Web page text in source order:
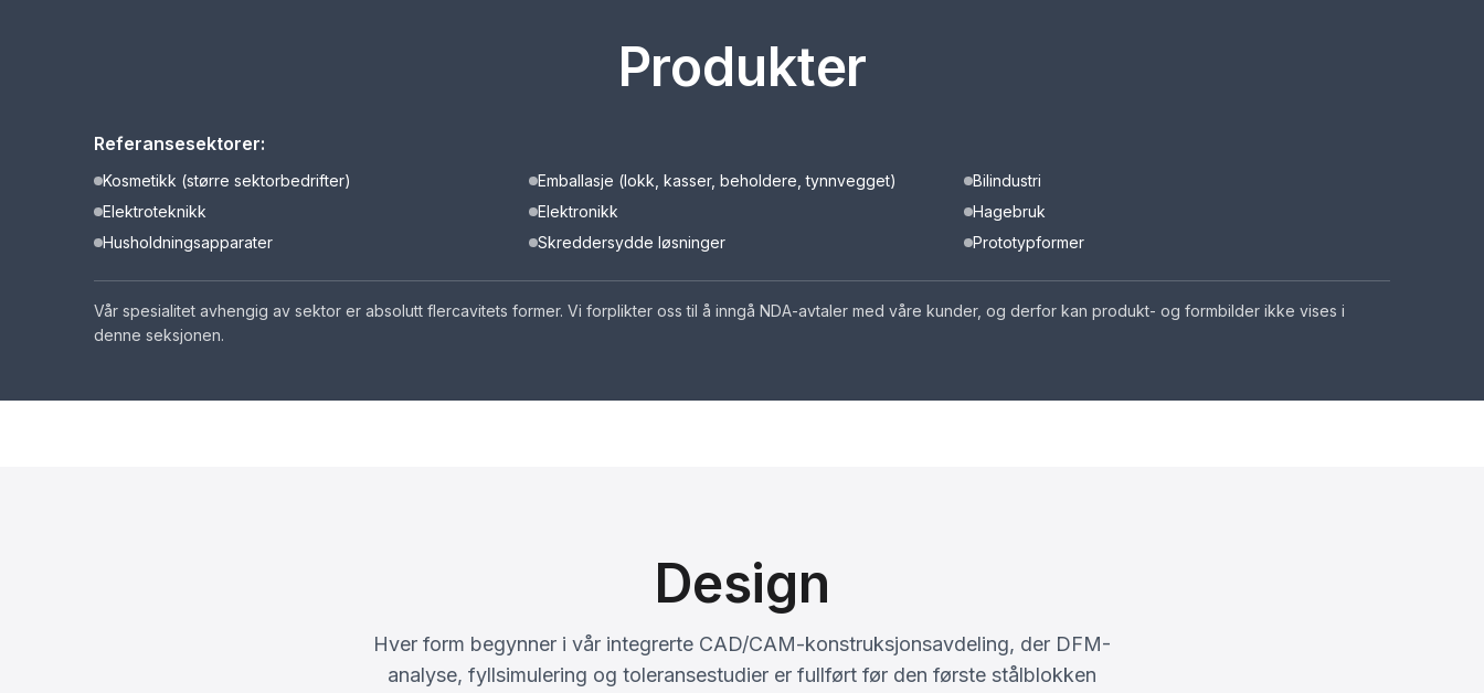
Produkter
Referansesektorer:
Kosmetikk (større sektorbedrifter) Emballasje (lokk, kasser, beholdere, tynnvegget)
Bilindustri
Elektroteknikk
Elektronikk
Hagebruk
Husholdningsapparater
Skreddersydde løsninger Prototypformer
Vår spesialitet avhengig av sektor er absolutt flercavitets former. Vi forplikter oss til å inngå NDA-avtaler med våre kunder, og derfor kan produkt- og formbilder ikke vises i
denne seksjonen.
Design
Hver form begynner i vår integrerte CAD/CAM-konstruksjonsavdeling, der DFM-
analyse, fyllsimulering og toleransestudier er fullført før den første stålblokken